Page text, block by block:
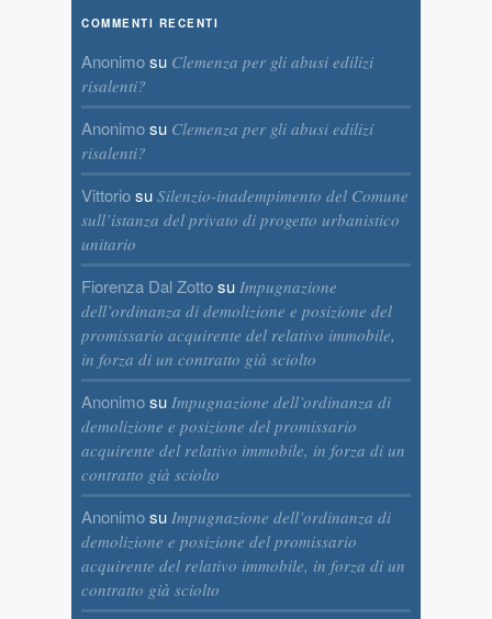
COMMENTI RECENTI
Anonimosu Clemenza per gli abusi edilizi
risalenti?
Anonimosu Clemenza per gli abusi edilizi
risalenti?
Vittoriosu Silenzio-inadempimento del Comune
sull’istanza del privato di progetto urbanistico
unitario
Fiorenza Dal Zottosu Impugnazione
dell’ordinanza di demolizione e posizione del
promissario acquirente del relativo immobile,
in forza di un contratto già sciolto
Anonimosu Impugnazione dell’ordinanza di
demolizione e posizione del promissario
acquirente del relativo immobile, in forza di un
contratto già sciolto
Anonimosu Impugnazione dell’ordinanza di
demolizione e posizione del promissario
acquirente del relativo immobile, in forza di un
contratto già sciolto